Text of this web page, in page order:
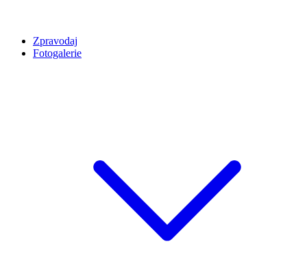
Zpravodaj
Fotogalerie